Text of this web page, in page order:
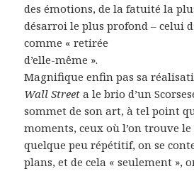
des émotions, de la fatuité la
désarroi le plus profond – celui
comme « retirée
d’elle-même ».
Magnifique enfin pas sa
Wall Street a le brio d’un
sommet de son art, à tel point
moments, ceux où l’on trouve le
quelque peu répétitif, on se
plans, et de cela « seulement »,